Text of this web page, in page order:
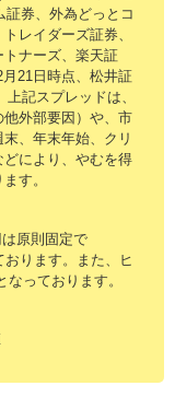
証券、外為どっとコ
レイダーズ証券、
トナーズ、楽天証
21日時点、松井証
記スプレッドは、
外部要因）や、市
、年末年始、クリ
どにより、やむを得
す。
原則固定で
ります。また、ヒ
っております。